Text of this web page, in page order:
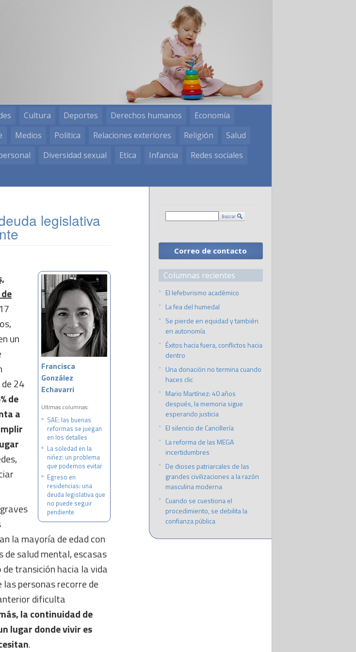
Cultura Deportes Derechos humanos
Economía
Medios Política Relaciones exteriores Religión
Salud
Diversidad sexual Etica Infancia
Redes sociales
legislativa
Francisca
González
Echavarri
Ultimas columnas:
SAE: las buenas
reformas se juegan
en los detalles
La soledad en la
niñez: un problema
que podemos evitar
Egreso en
residencias: una
deuda legislativa que
no puede seguir
pendiente
un
24
de
a
la mayoría de edad con
salud mental, escasas
de transición hacia la vida
personas recorre de
dificulta
la continuidad de
lugar donde vivir es
.
Correo de contacto
Columnas recientes
El lefebvrismo académico
La fea del humedal
Se pierde en equidad y también
en autonomía
Éxitos hacia fuera, conflictos hacia
dentro
Una donación no termina cuando
haces clic
Mario Martínez: 40 años
después, la memoria sigue
esperando justicia
El silencio de Cancillería
La reforma de las MEGA
incertidumbres
De dioses patriarcales de las
grandes civilizaciones a la razón
masculina moderna
Cuando se cuestiona el
procedimiento, se debilita la
confianza pública